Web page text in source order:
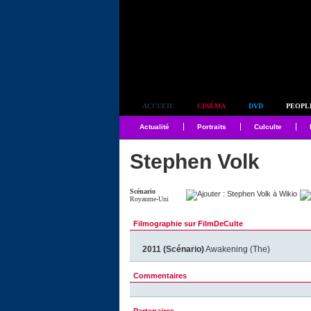
ACCUEIL CINÉMA DVD
Actualité Portraits Culculte
Stephen Volk
Scénario
Royaume-Uni
Filmographie sur FilmDeCulte
2011 (Scénario)Awakening (The)
Commentaires